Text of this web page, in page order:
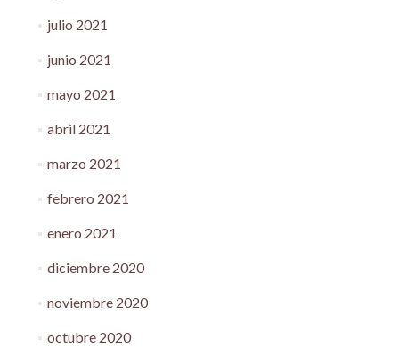
julio 2021
junio 2021
mayo 2021
abril 2021
marzo 2021
febrero 2021
enero 2021
diciembre 2020
noviembre 2020
octubre 2020